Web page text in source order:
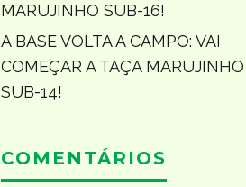
MARUJINHO SUB-16!
A BASE VOLTA A CAMPO: VAI
COMEÇAR A TAÇA MARUJINHO
SUB-14!
COMENTÁRIOS